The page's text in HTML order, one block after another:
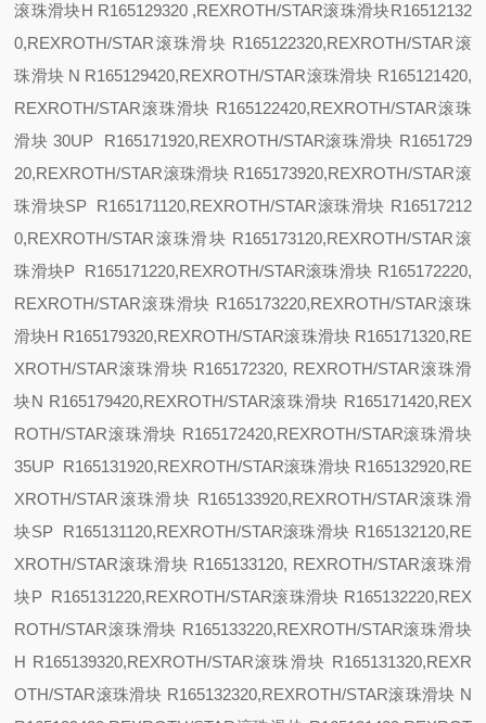
滚珠滑块H R165129320 ,REXROTH/STAR滚珠滑块R16512132
0,REXROTH/STAR滚珠滑块 R165122320,REXROTH/STAR滚
珠滑块 N R165129420,REXROTH/STAR滚珠滑块 R165121420,
REXROTH/STAR滚珠滑块 R165122420,REXROTH/STAR滚珠
滑块30UP R165171920,REXROTH/STAR滚珠滑块 R1651729
20,REXROTH/STAR滚珠滑块 R165173920,REXROTH/STAR滚
珠滑块SP R165171120,REXROTH/STAR滚珠滑块 R16517212
0,REXROTH/STAR滚珠滑块 R165173120,REXROTH/STAR滚
珠滑块P R165171220,REXROTH/STAR滚珠滑块 R165172220,
REXROTH/STAR滚珠滑块 R165173220,REXROTH/STAR滚珠
滑块H R165179320,REXROTH/STAR滚珠滑块 R165171320,RE
XROTH/STAR滚珠滑块 R165172320, REXROTH/STAR滚珠滑
块N R165179420,REXROTH/STAR滚珠滑块 R165171420,REX
ROTH/STAR滚珠滑块 R165172420,REXROTH/STAR滚珠滑块
35UP R165131920,REXROTH/STAR滚珠滑块 R165132920,RE
XROTH/STAR滚珠滑块 R165133920,REXROTH/STAR滚珠滑
块SP R165131120,REXROTH/STAR滚珠滑块 R165132120,RE
XROTH/STAR滚珠滑块 R165133120, REXROTH/STAR滚珠滑
块P R165131220,REXROTH/STAR滚珠滑块 R165132220,REX
ROTH/STAR滚珠滑块 R165133220,REXROTH/STAR滚珠滑块
H R165139320,REXROTH/STAR滚珠滑块 R165131320,REXR
OTH/STAR滚珠滑块 R165132320,REXROTH/STAR滚珠滑块 N